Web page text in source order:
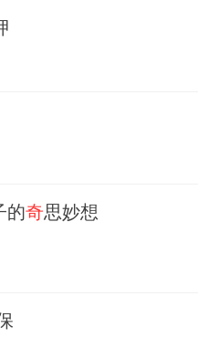
的奇思妙想